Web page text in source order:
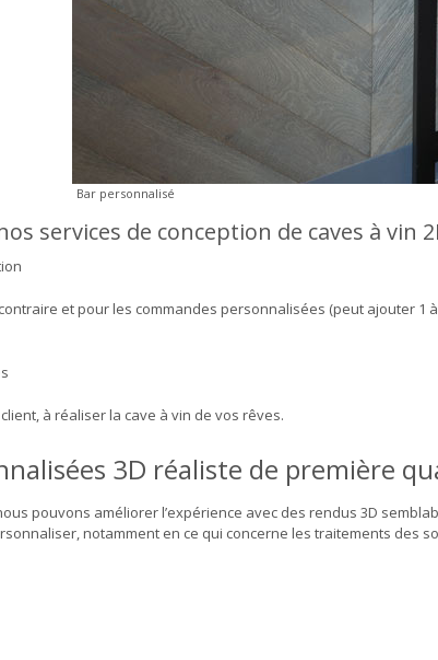
Bar personnalisé
services de conception de caves à vin
et pour les commandes personnalisées (peut ajouter 1
à réaliser la cave à vin de vos rêves.
3D réaliste de première
pouvons améliorer l’expérience avec des rendus 3D
notamment en ce qui concerne les traitements des